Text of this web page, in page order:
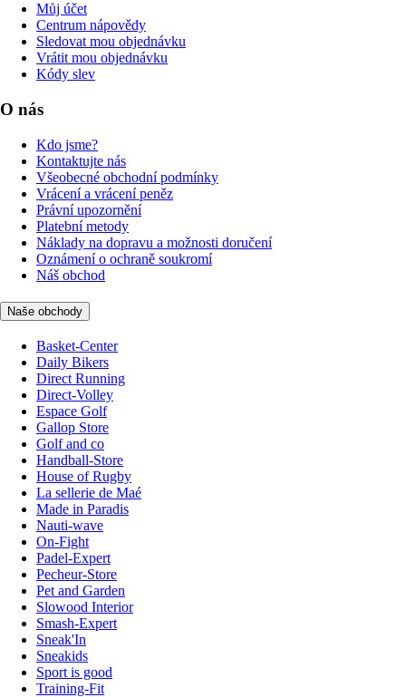
Můj účet
Centrum nápovědy
Sledovat mou objednávku
Vrátit mou objednávku
Kódy slev
O nás
Kdo jsme?
Kontaktujte nás
Všeobecné obchodní podmínky
Vrácení a vrácení peněz
Právní upozornění
Platební metody
Náklady na dopravu a možnosti doručení
Oznámení o ochraně soukromí
Náš obchod
Naše obchody
Basket-Center
Daily Bikers
Direct Running
Direct-Volley
Espace Golf
Gallop Store
Golf and co
Handball-Store
House of Rugby
La sellerie de Maé
Made in Paradis
Nauti-wave
On-Fight
Padel-Expert
Pecheur-Store
Pet and Garden
Slowood Interior
Smash-Expert
Sneak'In
Sneakids
Sport is good
Training-Fit